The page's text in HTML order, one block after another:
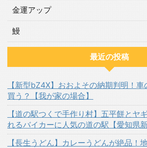
金運アップ
鰻
最近の投稿
【新型bZ4X】おおよその納期判明！
買う？【我が家の場合】
【道の駅つくで手作り村】五平餅とヤ
れるバイカーに人気の道の駅【愛知県新
【長生うどん】カレーうどんが絶品！